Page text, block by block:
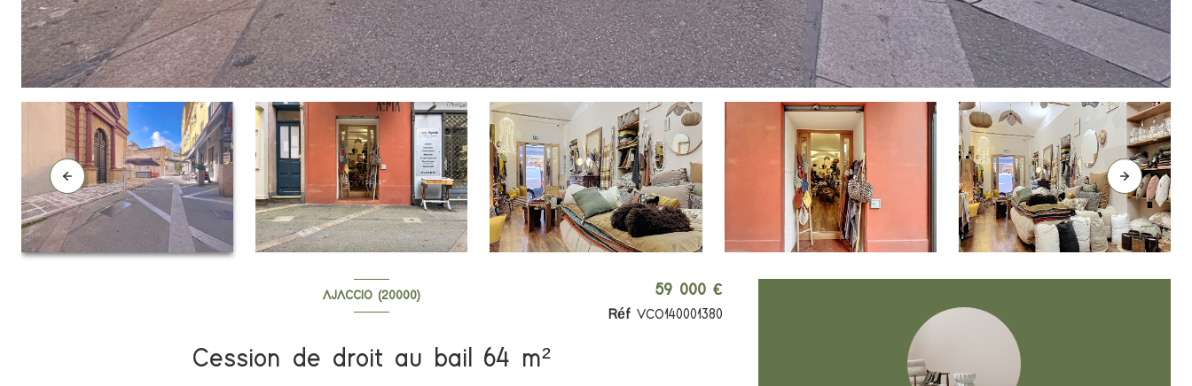
AJACCIO (20000)
Cession de droit au bail 64 m²
59 000 €
Réf VCO140001380